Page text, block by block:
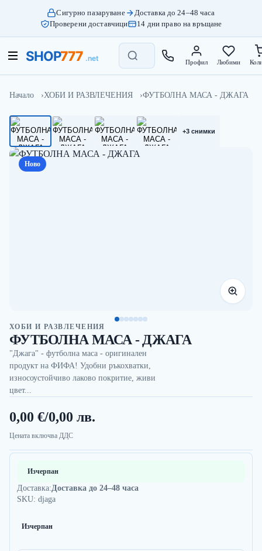
Сигурно пазаруване
Доставка до 24–48 часа
Проверени доставчици
14 дни право на връщане
Профил Любими
Начало ХОБИ И РАЗВЛЕЧЕНИЯ ФУТБОЛНА МАСА - ДЖАГА
+3 снимки
Ново
ХОБИ И РАЗВЛЕЧЕНИЯ
ФУТБОЛНА МАСА - ДЖАГА
"Джага" - футболна маса - оригинален
продукт на ФИФА! Удобни ръкохватки,
износоустойчиво лаково покритие, живи
цвет...
0,00 €/0,00 лв.
Цената включва ДДС
Изчерпан
Доставка:Доставка до 24–48 часа
SKU: djaga
Изчерпан